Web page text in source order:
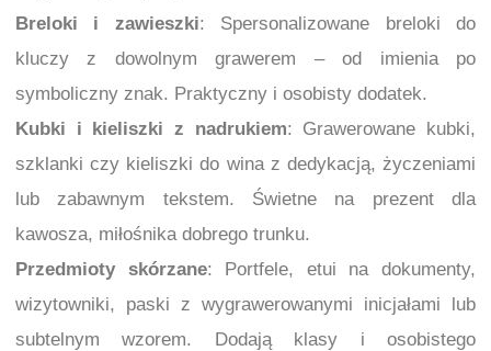
Breloki i zawieszki: Spersonalizowane breloki do
kluczy z dowolnym grawerem – od imienia po
symboliczny znak. Praktyczny i osobisty dodatek.
Kubki i kieliszki z nadrukiem: Grawerowane kubki,
szklanki czy kieliszki do wina z dedykacją, życzeniami
lub zabawnym tekstem. Świetne na prezent dla
kawosza, miłośnika dobrego trunku.
Przedmioty skórzane: Portfele, etui na dokumenty,
wizytowniki, paski z wygrawerowanymi inicjałami lub
subtelnym wzorem. Dodają klasy i osobistego